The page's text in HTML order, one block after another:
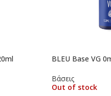
BLEU Base VG
Βάσεις
Out of stock